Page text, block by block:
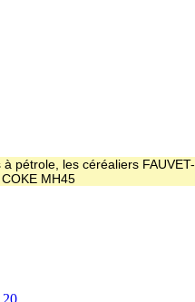
pétrole, les céréaliers
MH45
20